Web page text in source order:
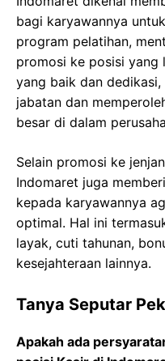
bagi karyawannya
program pelatihan,
promosi ke posisi yang
yang baik dan
jabatan dan
besar di dalam
Selain promosi ke
Indomaret juga
kepada karyawannya
optimal. Hal ini
layak, cuti tahunan,
kesejahteraan lainnya.
Tanya Seputar
Apakah ada